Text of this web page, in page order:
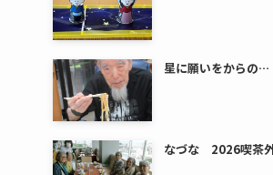
星に願いをからの…
なづな 2026喫茶